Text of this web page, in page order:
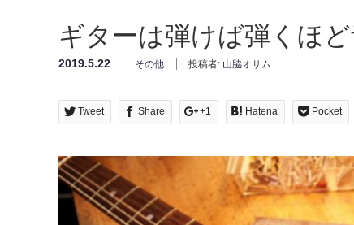
ギターは弾けば弾くほ
2019.5.22 その他 投稿者: 山脇オサム
Tweet Share +1 Hatena Pocket